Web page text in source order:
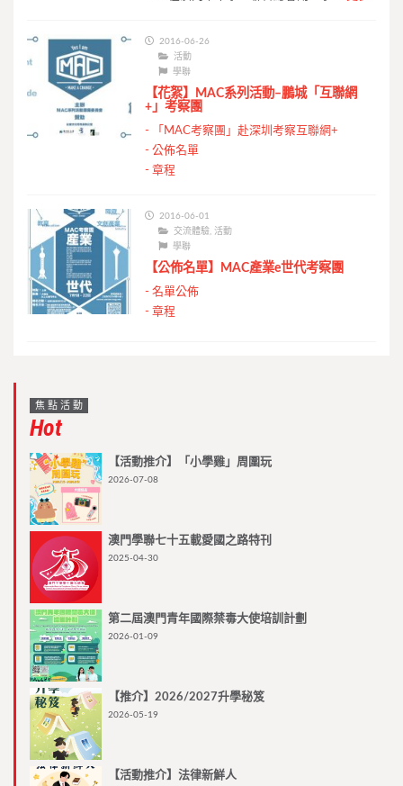
2016-06-26
活動
學聯
【花絮】MAC系列活動–鵬城「互聯網
+」考察團
-
「MAC考察團」赴深圳考察互聯網+
- 公佈名單
- 章程
2016-06-01
交流體驗,活動
學聯
【公佈名單】MAC產業e世代考察團
- 名單公佈
- 章程
焦點活動
Hot
【活動推介】「小學雞」周圍玩
2026-07-08
澳門學聯七十五載愛國之路特刊
2025-04-30
第二屆澳門青年國際禁毒大使培訓計劃
2026-01-09
【推介】2026/2027升學秘笈
2026-05-19
【活動推介】法律新鮮人